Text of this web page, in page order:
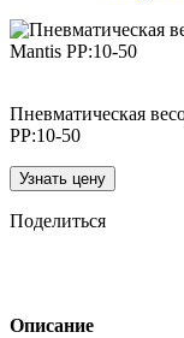
Пневматическая
PP:10-50
Узнать цену
Поделиться
Описание